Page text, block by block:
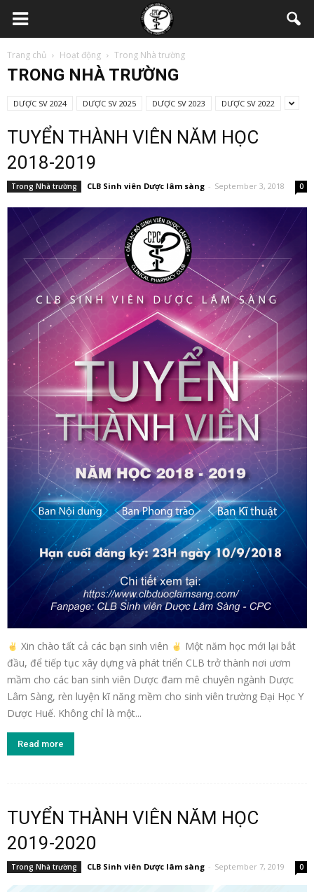
Trang chủ Hoạt động Trong Nhà trường
TRONG NHÀ TRƯỜNG
DƯỢC SV 2024 DƯỢC SV 2025 DƯỢC SV 2023 DƯỢC SV 2022
TUYỂN THÀNH VIÊN NĂM HỌC
2018-2019
Trong Nhà trường CLB Sinh viên Dược lâm sàng - September 3, 2018 0
Xin chào tất cả các bạn sinh viên
Một năm học mới lại bắt
đầu, để tiếp tục xây dựng và phát triển CLB trở thành nơi ươm
mầm cho các ban sinh viên Dược đam mê chuyên ngành Dược
Lâm Sàng, rèn luyện kĩ năng mềm cho sinh viên trường Đại Học Y
Dược Huế. Không chỉ là một...
Read more
TUYỂN THÀNH VIÊN NĂM HỌC
2019-2020
Trong Nhà trường CLB Sinh viên Dược lâm sàng - September 7, 2019 0